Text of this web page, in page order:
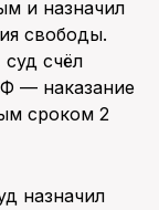
и назначил
свободы.
счёл
— наказание
сроком 2
назначил